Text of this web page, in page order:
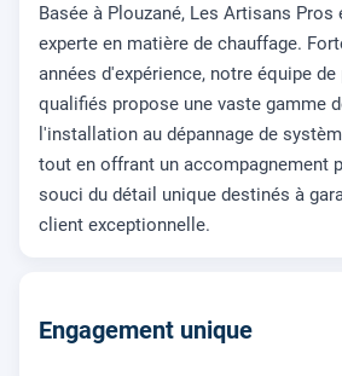
Basée à Plouzané, Les Artisans
experte en matière de chauffage.
années d'expérience, notre équipe
qualifiés propose une vaste gamme
l'installation au dépannage de
tout en offrant un accompagnement
souci du détail unique destinés à
client exceptionnelle.
Engagement unique